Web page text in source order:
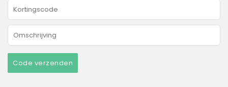
Code verzenden